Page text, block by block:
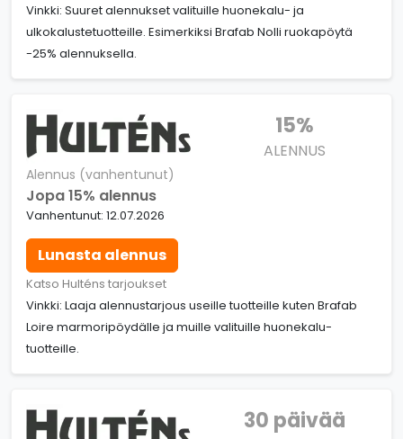
Vinkki: Suuret alennukset valituille huonekalu- ja
ulkokalustetuotteille. Esimerkiksi Brafab Nolli ruokapöytä
-25% alennuksella.
15%
ALENNUS
Alennus (vanhentunut)
Jopa 15% alennus
Vanhentunut: 12.07.2026
Lunasta alennus
Katso Hulténs tarjoukset
Vinkki: Laaja alennustarjous useille tuotteille kuten Brafab
Loire marmoripöydälle ja muille valituille huonekalu-
tuotteille.
30 päivää